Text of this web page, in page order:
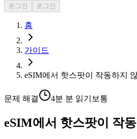
로그인 로그인
홈
가이드
eSIM에서 핫스팟이 작동하지
문제 해결 4분 분 읽기 보통
eSIM에서 핫스팟이 작